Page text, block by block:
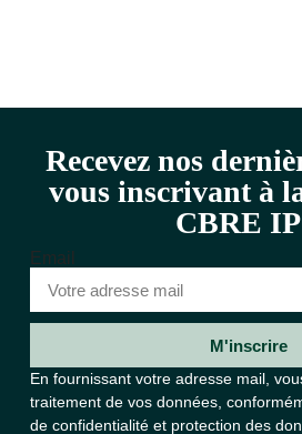
Recevez nos
vous inscrivant à
CBRE
Email
M'inscrire
En fournissant votre adresse mail,
traitement de vos données,
de confidentialité et protection des